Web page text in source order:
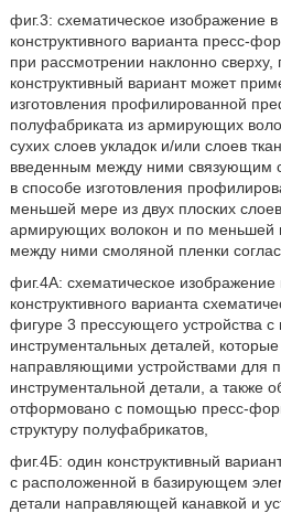
фиг.3: схематическое изображение
конструктивного варианта пресс-
при рассмотрении наклонно сверху,
конструктивный вариант может
изготовления профилированной
полуфабриката из армирующих
сухих слоев укладок и/или слоев
введенным между ними связующим
в способе изготовления
меньшей мере из двух плоских
армирующих волокон и по меньшей
между ними смоляной пленки
фиг.4А: схематическое
конструктивного варианта
фигуре 3 прессующего устройства
инструментальных деталей,
направляющими устройствами для
инструментальной детали, а также
отформовано с помощью пресс-
структуру полуфабрикатов,
фиг.4Б: один конструктивный
с расположенной в базирующем
детали направляющей канавкой и